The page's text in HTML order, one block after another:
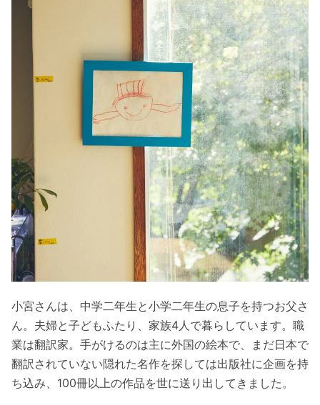
小宮さんは、中学二年生と小学二年生の息子を持つお父さ
ん。夫婦と子どもふたり、家族4人で暮らしています。職
業は翻訳家。手がけるのは主に外国の絵本で、まだ日本で
翻訳されていない隠れた名作を探しては出版社に企画を持
ち込み、100冊以上の作品を世に送り出してきました。